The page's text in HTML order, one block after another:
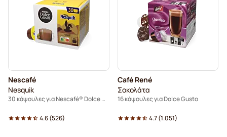
Nescafé
Nesquik
30 κάψουλες για Nescafé® Dolce Gusto
4.6(526)
Café René
Σοκολάτα
16 κάψουλες για Dolce Gusto
4.7(1.051)